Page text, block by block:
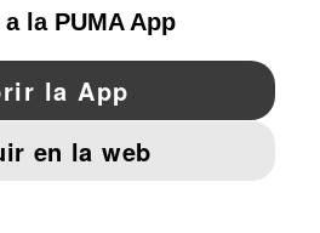
Pinterest
AVISO LEGAL Y DATOS LEGALES